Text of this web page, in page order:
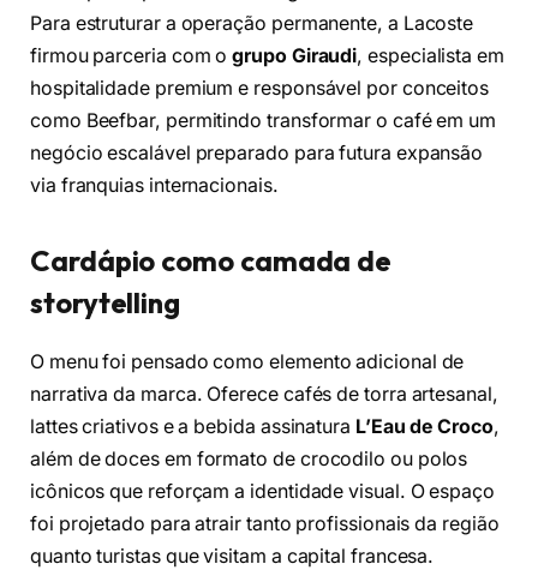
Para estruturar a operação permanente, a Lacoste
firmou parceria com ogrupo Giraudi, especialista em
hospitalidade premium e responsável por conceitos
como Beefbar, permitindo transformar o café em um
negócio escalável preparado para futura expansão
via franquias internacionais.
Cardápio como camada de
storytelling
O menu foi pensado como elemento adicional de
narrativa da marca. Oferece cafés de torra artesanal,
lattes criativos e a bebida assinatura L’Eau de Croco,
além de doces em formato de crocodilo ou polos
icônicos que reforçam a identidade visual. O espaço
foi projetado para atrair tanto profissionais da região
quanto turistas que visitam a capital francesa.